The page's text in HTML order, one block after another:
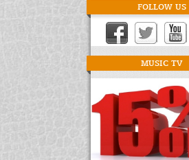
FOLLOW US
MUSIC TV